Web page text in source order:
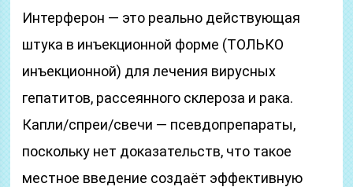
Интерферон — это реально действующая
штука в инъекционной форме (ТОЛЬКО
инъекционной) для лечения вирусных
гепатитов, рассеянного склероза и рака.
Капли/спреи/свечи — псевдопрепараты,
поскольку нет доказательств, что такое
местное введение создаёт эффективную